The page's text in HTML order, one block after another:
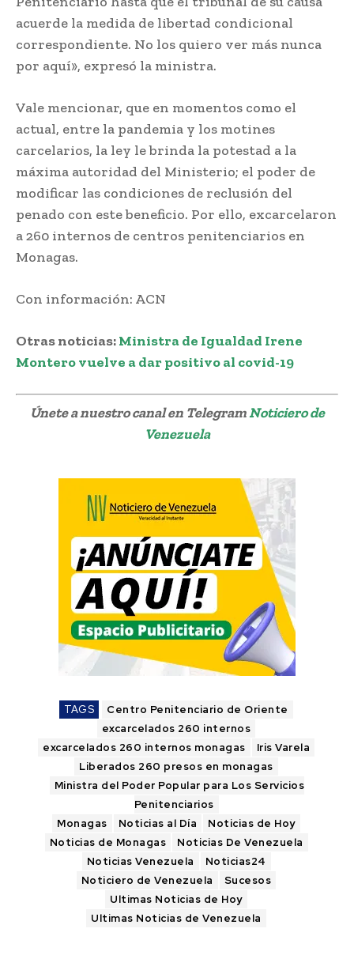
acuerde la medida de libertad condicional
correspondiente. No los quiero ver más nunca
por aquí», expresó la ministra.
Vale mencionar, que en momentos como el
actual, entre la pandemia y los motines
carcelarios, la ley le brinda la potestad a la
máxima autoridad del Ministerio; el poder de
modificar las condiciones de reclusión del
penado con este beneficio. Por ello, excarcelaron
a 260 internos de centros penitenciarios en
Monagas.
Con información: ACN
Otras noticias:Ministra de Igualdad Irene
Montero vuelve a dar positivo al covid-19
Únete a nuestro canal en TelegramNoticiero de
Venezuela
TAGS
Centro Penitenciario de Oriente
excarcelados 260 internos
excarcelados 260 internos monagas
Iris Varela
Liberados 260 presos en monagas
Ministra del Poder Popular para Los Servicios
Penitenciarios
Monagas
Noticias al Día
Noticias de Hoy
Noticias de Monagas
Noticias De Venezuela
Noticias Venezuela
Noticias24
Noticiero de Venezuela
Sucesos
Ultimas Noticias de Hoy
Ultimas Noticias de Venezuela